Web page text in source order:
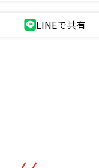
LINEで共有